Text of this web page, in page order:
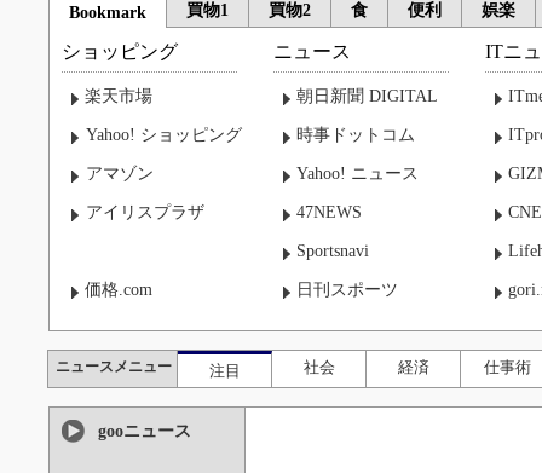
Bookmark 買物1 買物2 食 便利 娯楽
ショッピング
楽天市場
Yahoo! ショッピング
アマゾン
アイリスプラザ
価格.com
ニュース
朝日新聞 DIGITAL
時事ドットコム
Yahoo! ニュース
47NEWS
Sportsnavi
日刊スポーツ
ITニ
ニュースメニュー 注目 社会 経済 仕事術
gooニュース